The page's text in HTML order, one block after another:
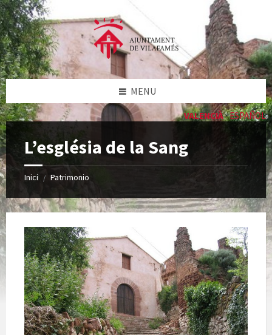
Skip
to
content
Skip
to
left
sidebar
Skip
to
footer
VALENCIÀ ESPAÑOL
MENU
L’església de la Sang
Inici / Patrimonio